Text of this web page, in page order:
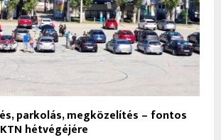
parkolás, megközelítés – fontos
hétvégéjére